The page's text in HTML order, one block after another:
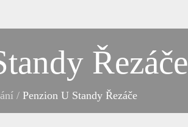
Řezáče
/ Penzion U Standy Řezáče